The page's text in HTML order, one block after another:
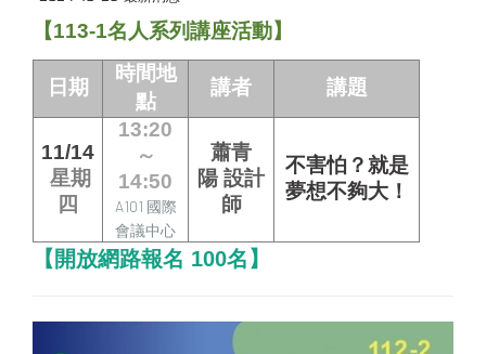
【113-1名人系列講座活動】
日期
時間地
點
講者 講題
11/14
星期
四
13:20
～
14:50
A101 國際
會議中心
蕭青
陽 設計
師
不害怕？就是
夢想不夠大！
【開放網路報名 100名】